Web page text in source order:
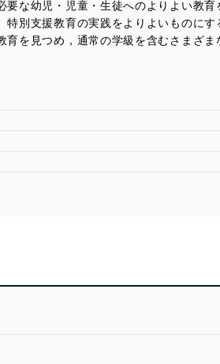
要な幼児・児童・生徒へのよりよい教
別支援教育の実践をよりよいものに
を見つめ，通常の学級を含むさまざ